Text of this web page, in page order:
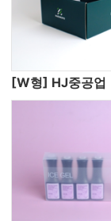
[W형] HJ중공업